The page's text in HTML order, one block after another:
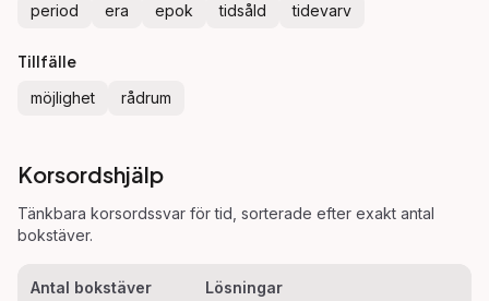
period era epok tidsåld tidevarv
Tillfälle
möjlighet rådrum
Korsordshjälp
Tänkbara korsordssvar förtid , sorterade efter exakt antal
bokstäver.
Antal bokstäver Lösningar